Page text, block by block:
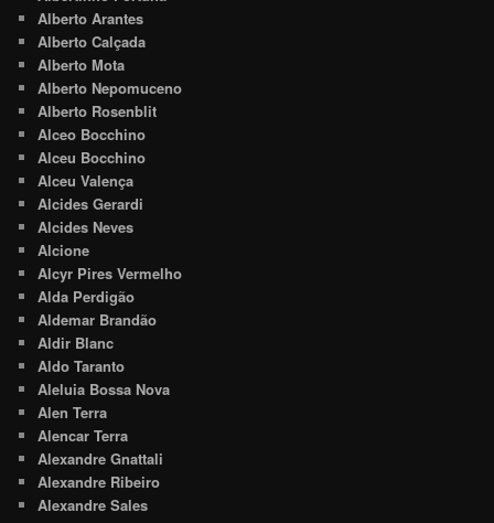
Alberto Arantes
Alberto Calçada
Alberto Mota
Alberto Nepomuceno
Alberto Rosenblit
Alceo Bocchino
Alceu Bocchino
Alceu Valença
Alcides Gerardi
Alcides Neves
Alcione
Alcyr Pires Vermelho
Alda Perdigão
Aldemar Brandão
Aldir Blanc
Aldo Taranto
Aleluia Bossa Nova
Alen Terra
Alencar Terra
Alexandre Gnattali
Alexandre Ribeiro
Alexandre Sales